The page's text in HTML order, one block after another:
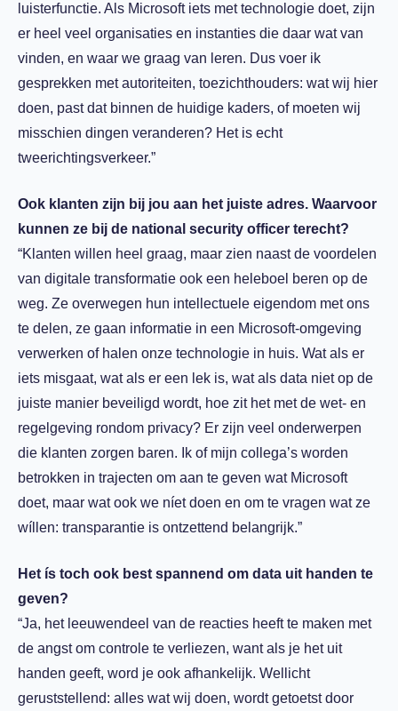
luisterfunctie. Als Microsoft iets met technologie doet, zijn
er heel veel organisaties en instanties die daar wat van
vinden, en waar we graag van leren. Dus voer ik
gesprekken met autoriteiten, toezichthouders: wat wij hier
doen, past dat binnen de huidige kaders, of moeten wij
misschien dingen veranderen? Het is echt
tweerichtingsverkeer.”
Ook klanten zijn bij jou aan het juiste adres. Waarvoor
kunnen ze bij de national security officer terecht?
“Klanten willen heel graag, maar zien naast de voordelen
van digitale transformatie ook een heleboel beren op de
weg. Ze overwegen hun intellectuele eigendom met ons
te delen, ze gaan informatie in een Microsoft-omgeving
verwerken of halen onze technologie in huis. Wat als er
iets misgaat, wat als er een lek is, wat als data niet op de
juiste manier beveiligd wordt, hoe zit het met de wet- en
regelgeving rondom privacy? Er zijn veel onderwerpen
die klanten zorgen baren. Ik of mijn collega’s worden
betrokken in trajecten om aan te geven wat Microsoft
doet, maar wat ook we níet doen en om te vragen wat ze
wíllen: transparantie is ontzettend belangrijk.”
Het ís toch ook best spannend om data uit handen te
geven?
“Ja, het leeuwendeel van de reacties heeft te maken met
de angst om controle te verliezen, want als je het uit
handen geeft, word je ook afhankelijk. Wellicht
geruststellend: alles wat wij doen, wordt getoetst door